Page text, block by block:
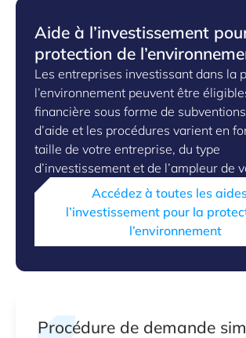
Aide à l’investissement
protection de
Les entreprises investissant dans la
l’environnement peuvent être
financière sous forme de
d’aide et les procédures varient en
taille de votre entreprise, du type
d’investissement et de l’ampleur de
Accédez à toutes les
l’investissement pour la
l’environnement
Procédure de demande